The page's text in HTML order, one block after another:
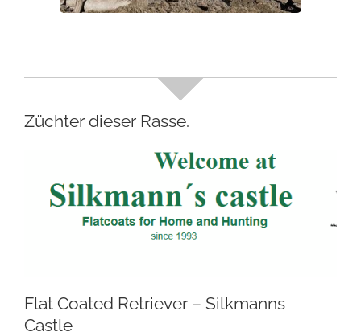
Züchter dieser Rasse.
Flat Coated Retriever – Silkmanns Castle
Flat Coated Retriever – Silkmanns
Castle